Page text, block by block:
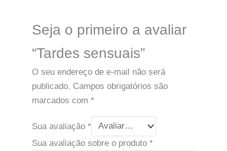
Seja o primeiro a avaliar
“Tardes sensuais”
O seu endereço de e-mail não será
publicado. Campos obrigatórios são
marcados com *
Sua avaliação *
Sua avaliação sobre o produto *